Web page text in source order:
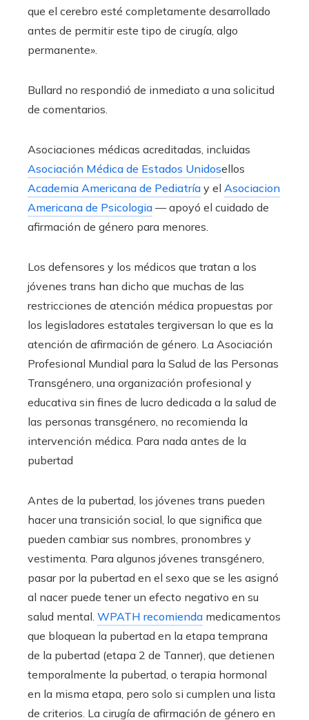
que el cerebro esté completamente desarrollado
antes de permitir este tipo de cirugía, algo
permanente».
Bullard no respondió de inmediato a una solicitud
de comentarios.
Asociaciones médicas acreditadas, incluidas
Asociación Médica de Estados Unidosellos
Academia Americana de Pediatría y el Asociacion
Americana de Psicologia — apoyó el cuidado de
afirmación de género para menores.
Los defensores y los médicos que tratan a los
jóvenes trans han dicho que muchas de las
restricciones de atención médica propuestas por
los legisladores estatales tergiversan lo que es la
atención de afirmación de género. La Asociación
Profesional Mundial para la Salud de las Personas
Transgénero, una organización profesional y
educativa sin fines de lucro dedicada a la salud de
las personas transgénero, no recomienda la
intervención médica. Para nada antes de la
pubertad
Antes de la pubertad, los jóvenes trans pueden
hacer una transición social, lo que significa que
pueden cambiar sus nombres, pronombres y
vestimenta. Para algunos jóvenes transgénero,
pasar por la pubertad en el sexo que se les asignó
al nacer puede tener un efecto negativo en su
salud mental. WPATH recomienda medicamentos
que bloquean la pubertad en la etapa temprana
de la pubertad (etapa 2 de Tanner), que detienen
temporalmente la pubertad, o terapia hormonal
en la misma etapa, pero solo si cumplen una lista
de criterios. La cirugía de afirmación de género en